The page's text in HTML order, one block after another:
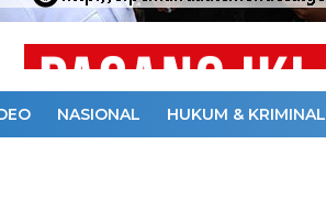
NASIONAL HUKUM & KRIMINAL